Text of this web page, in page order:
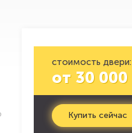
стоимость двери:
от 30 000
Купить сейчас